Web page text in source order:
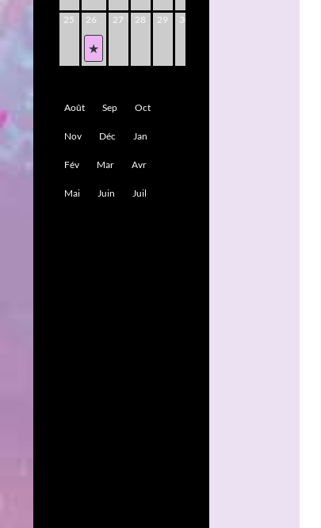
25 26 27 28 29 30
Août Sep Oct
Nov Déc Jan
Fév Mar Avr
Mai Juin Juil